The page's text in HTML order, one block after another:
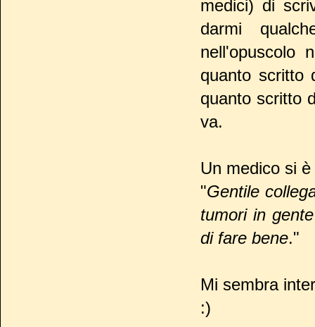
medici) di
darmi
nell'opuscolo
quanto scritto
quanto scritto
va.
Un medico si
"Gentile
tumori in
di fare bene."
Mi sembra
:)